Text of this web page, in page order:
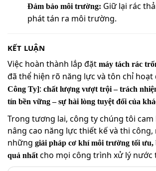
Đảm bảo môi trường: Giữ lại rác
phát tán ra môi trường.
KẾT LUẬN
Việc hoàn thành lắp đặt máy tách rác
đã thể hiện rõ năng lực và tôn chỉ hoạt
Công Ty]: chất lượng vượt trội – trách
tín bền vững – sự hài lòng tuyệt đối của
Trong tương lai, công ty chúng tôi
nâng cao năng lực thiết kế và thi công,
những giải pháp cơ khí môi trường tối ưu,
quả nhấtcho mọi công trình xử lý nước